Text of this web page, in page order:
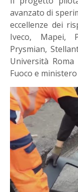
avanzato di
eccellenze dei
Iveco, Mapei,
Prysmian,
Università
Fuoco e